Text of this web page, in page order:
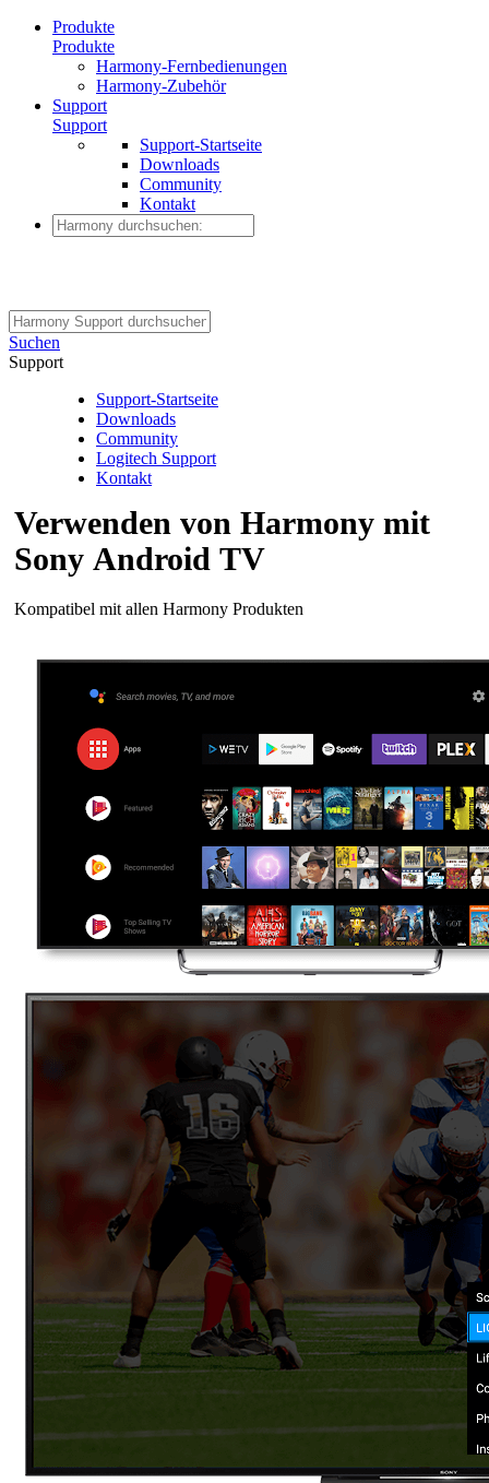
Produkte
Produkte
Harmony-Fernbedienungen
Harmony-Zubehör
Support
Support
Support-Startseite
Downloads
Community
Kontakt
Suchen
Support
Support-Startseite
Downloads
Community
Logitech Support
Kontakt
Verwenden von Harmony mit
Sony Android TV
Kompatibel mit allen Harmony Produkten